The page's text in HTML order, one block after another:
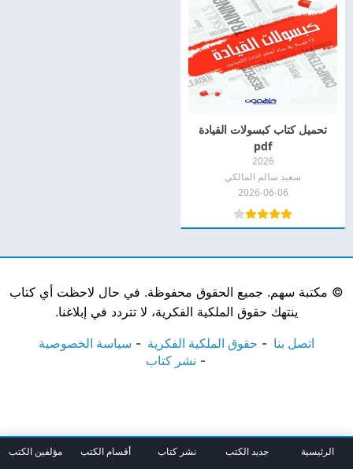
تحميل كتاب كبسولات القيادة
pdf
2026
سعيد سالم المالكي
2026-06-06
© مكتبة سهم. جميع الحقوق محفوظة. في حال لاحظت أي كتاب
ينتهك حقوق الملكية الفكرية، لا تتردد في إبلاغنا.
اتصل بنا حقوق الملكية الفكرية
سياسة الخصوصية
نشر كتاب
الرئيسية جديد الكتب نشر كتاب أقسام الكتب مؤلفين الكتب